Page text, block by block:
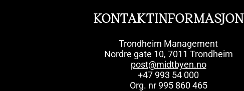
KONTAKTINFORMASJON
Trondheim Management
Nordre gate 10, 7011 Trondheim
post@midtbyen.no
+47 993 54 000
Org. nr 995 860 465